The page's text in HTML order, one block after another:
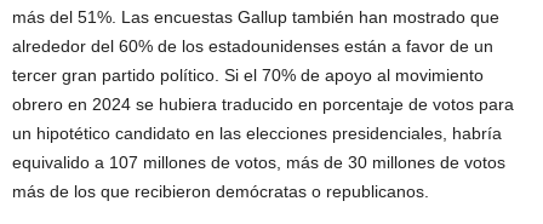
más del 51%. Las encuestas Gallup también han mostrado que
alrededor del 60% de los estadounidenses están a favor de un
tercer gran partido político. Si el 70% de apoyo al movimiento
obrero en 2024 se hubiera traducido en porcentaje de votos para
un hipotético candidato en las elecciones presidenciales, habría
equivalido a 107 millones de votos, más de 30 millones de votos
más de los que recibieron demócratas o republicanos.